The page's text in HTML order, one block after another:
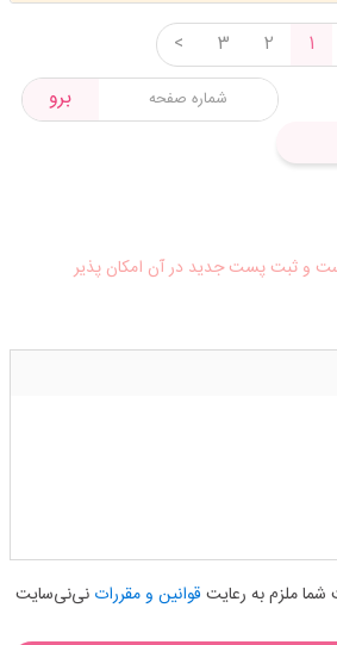
1
2
3
<
برو
و ثبت پست جدید در آن امکان پذیر
ملزم به رعایت قوانین و مقرراتنی‌نی‌سایت